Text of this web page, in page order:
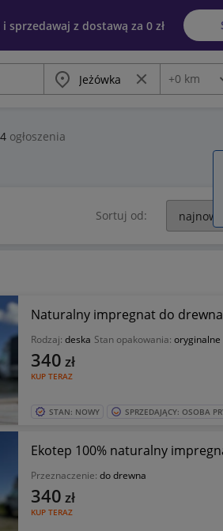
sprzedawaj z dostawą za 0 zł
Miasto Wyczyść frazę
Odległość
+0 km
4 ogłoszenia
Sortuj od:
Naturalny impregnat do
Rodzaj: deska Stan opakowania: oryginalne
KUP TERAZ
340 zł
STAN: NOWY SPRZEDAJĄCY: OSOBA
Ekotep 100% naturalny
Przeznaczenie: do drewna
KUP TERAZ
340 zł